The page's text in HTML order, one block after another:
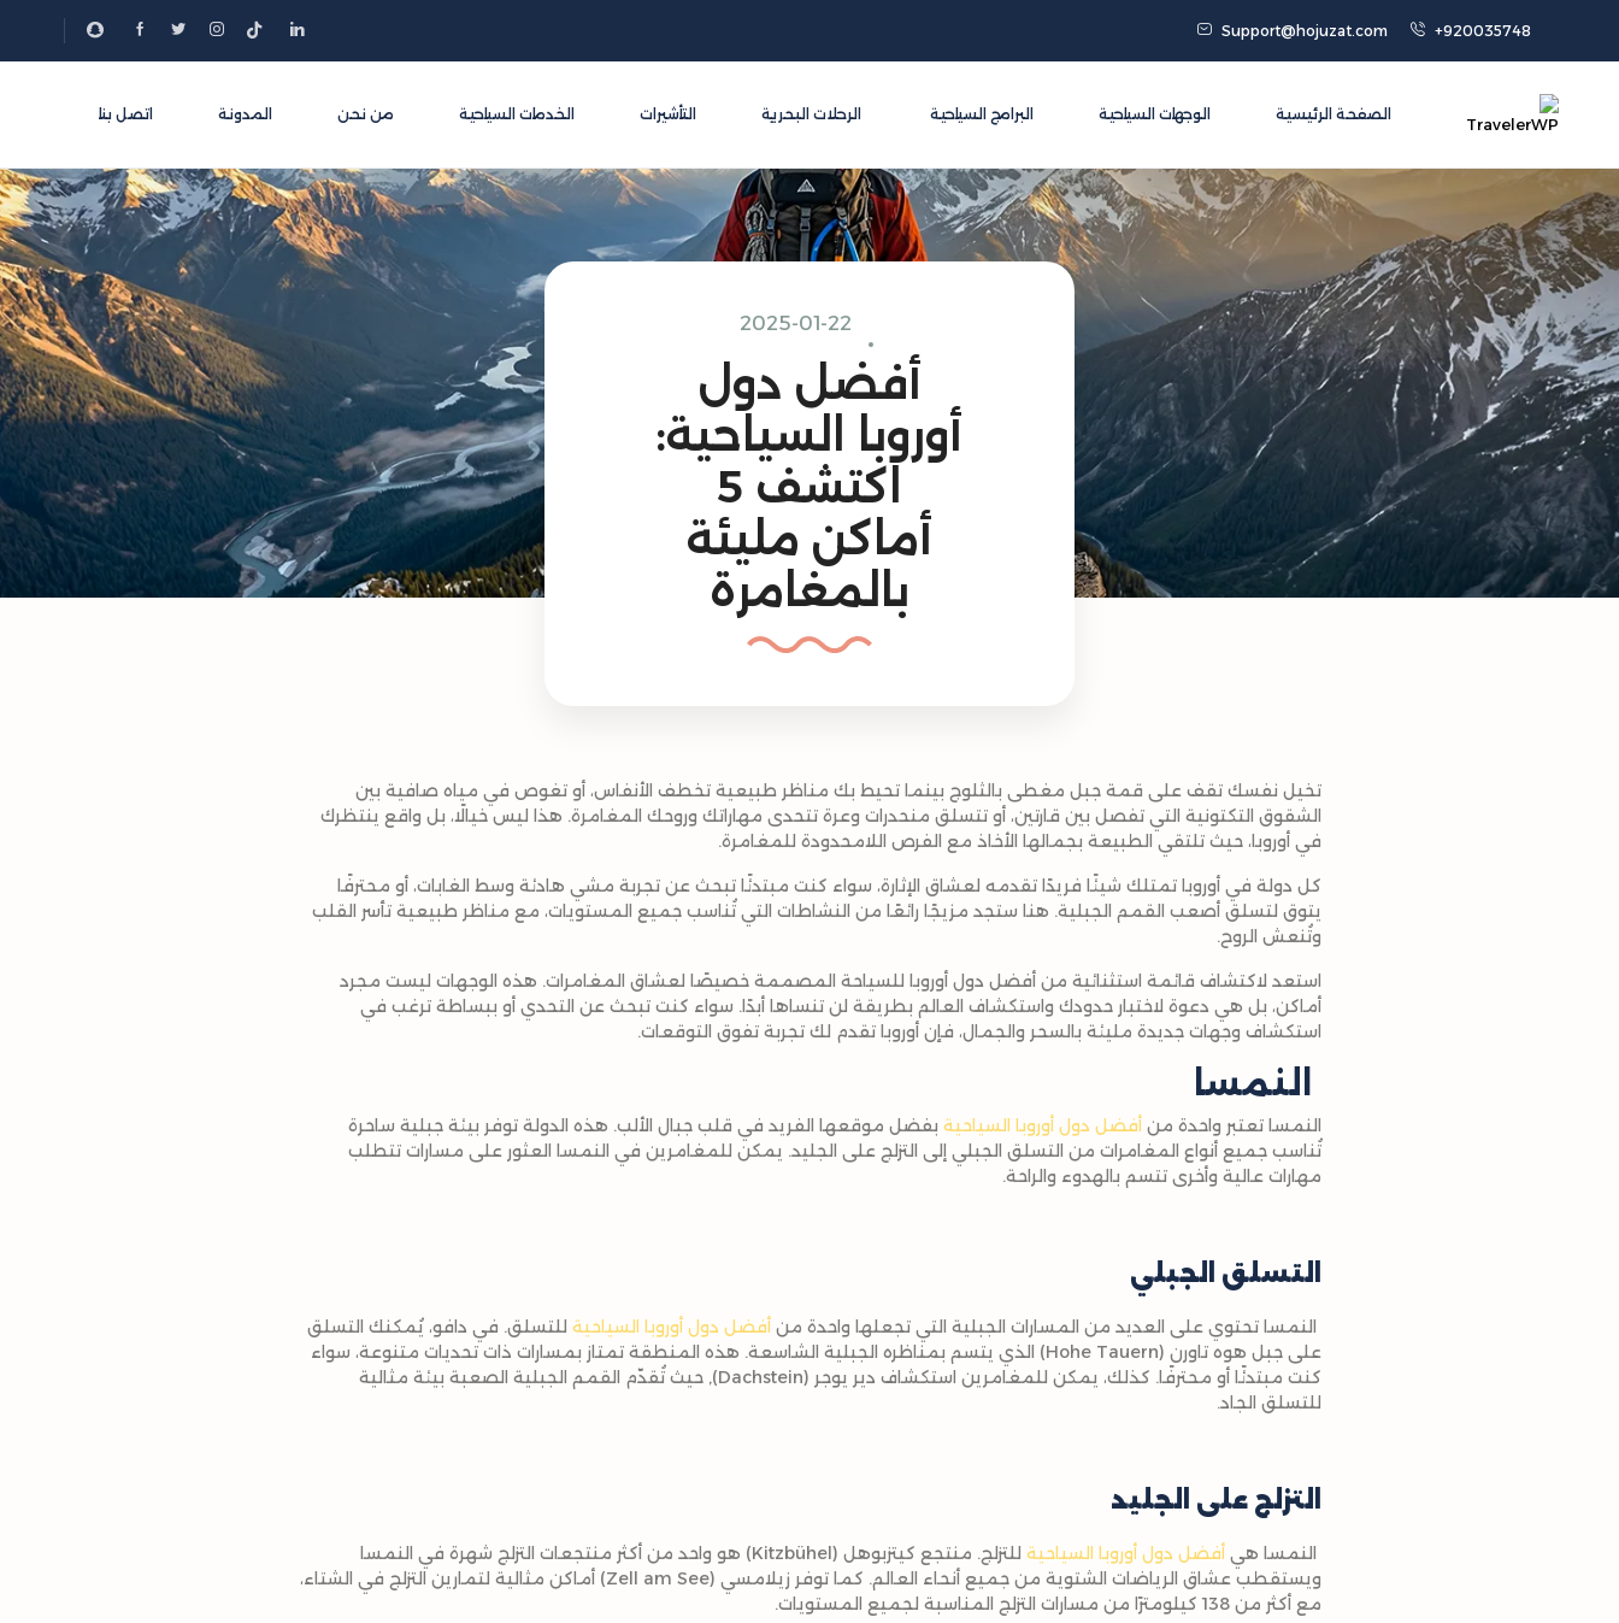
+920035748
Support@hojuzat.com
الصفحة الرئيسية الوجهات السياحية البرامج السياحية الرحلات البحرية التأشيرات الخدمات السياحية من نحن المدونة اتصل بنا
أفضل دول
أوروبا السياحية:
اكتشف 5
أماكن مليئة
بالمغامرة
تخيل نفسك تقف على قمة جبل مغطى بالثلوج بينما تحيط بك مناظر طبيعية تخطف الأنفاس، أو تغوص في مياه صافية بين
الشقوق التكتونية التي تفصل بين قارتين، أو تتسلق منحدرات وعرة تتحدى مهاراتك وروحك المغامرة. هذا ليس خيالًا، بل واقع ينتظرك
في أوروبا، حيث تلتقي الطبيعة بجمالها الأخاذ مع الفرص اللامحدودة للمغامرة.
كل دولة في أوروبا تمتلك شيئًا فريدًا تقدمه لعشاق الإثارة، سواء كنت مبتدئًا تبحث عن تجربة مشي هادئة وسط الغابات، أو محترفًا
يتوق لتسلق أصعب القمم الجبلية. هنا ستجد مزيجًا رائعًا من النشاطات التي تُناسب جميع المستويات، مع مناظر طبيعية تأسر القلب
وتُنعش الروح.
استعد لاكتشاف قائمة استثنائية من أفضل دول أوروبا للسياحة المصممة خصيصًا لعشاق المغامرات. هذه الوجهات ليست مجرد
أماكن، بل هي دعوة لاختبار حدودك واستكشاف العالم بطريقة لن تنساها أبدًا. سواء كنت تبحث عن التحدي أو ببساطة ترغب في
استكشاف وجهات جديدة مليئة بالسحر والجمال، فإن أوروبا تقدم لك تجربة تفوق التوقعات.
النمسا
النمسا تعتبر واحدة من أفضل دول أوروبا السياحية بفضل موقعها الفريد في قلب جبال الألب. هذه الدولة توفر بيئة جبلية ساحرة
تُناسب جميع أنواع المغامرات من التسلق الجبلي إلى التزلج على الجليد. يمكن للمغامرين في النمسا العثور على مسارات تتطلب
مهارات عالية وأخرى تتسم بالهدوء والراحة.
التسلق الجبلي
النمسا تحتوي على العديد من المسارات الجبلية التي تجعلها واحدة من أفضل دول أوروبا السياحية للتسلق. في دافو، يُمكنك التسلق
على جبل هوه تاورن (Hohe Tauern) الذي يتسم بمناظره الجبلية الشاسعة. هذه المنطقة تمتاز بمسارات ذات تحديات متنوعة، سواء
كنت مبتدئًا أو محترفًا. كذلك، يمكن للمغامرين استكشاف دير يوجر (Dachstein), حيث تُقدّم القمم الجبلية الصعبة بيئة مثالية
للتسلق الجاد.
التزلج على الجليد
النمسا هي أفضل دول أوروبا السياحية
للتزلج. منتجع كيتزبوهل (Kitzbühel) هو واحد من أكثر منتجعات التزلج شهرة في النمسا
ويستقطب عشاق الرياضات الشتوية من جميع أنحاء العالم. كما توفر زيلامسي (Zell am See) أماكن مثالية لتمارين التزلج في الشتاء،
مع أكثر من 138 كيلومترًا من مسارات التزلج المناسبة لجميع المستويات.